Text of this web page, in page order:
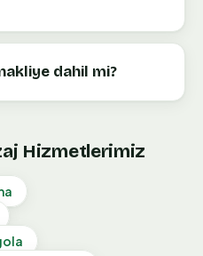
dahil mi?
Hizmetlerimiz